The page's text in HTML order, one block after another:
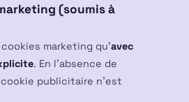
(soumis à
marketing qu’avec
. En l’absence de
publicitaire n’est